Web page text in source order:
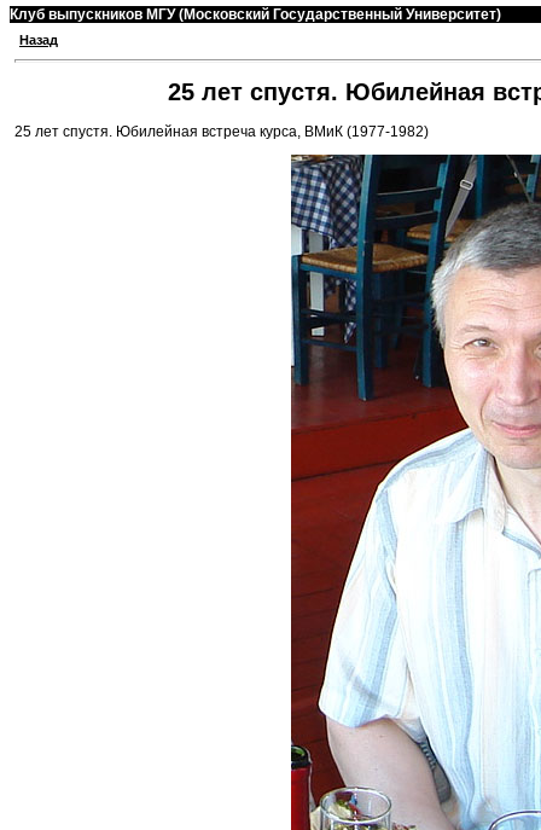
Клуб выпускников МГУ (Московский Государственный Университет)
Назад
25 лет спустя. Юбилейная
25 лет спустя. Юбилейная встреча курса, ВМиК (1977-1982)